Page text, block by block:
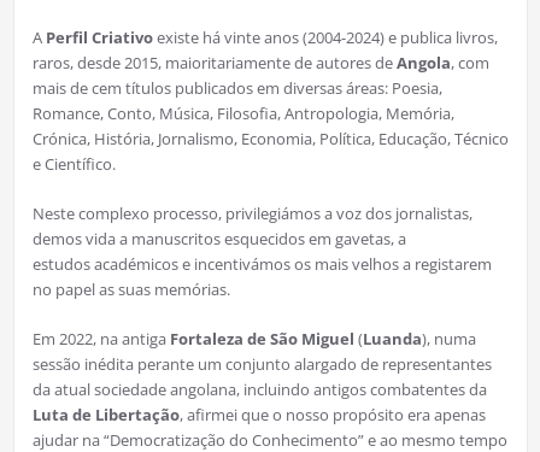
A Perfil Criativoexiste há vinte anos (2004-2024) e publica livros,
raros, desde 2015, maioritariamente de autores deAngola, com
mais de cem títulos publicados em diversas áreas: Poesia,
Romance, Conto, Música, Filosofia, Antropologia, Memória,
Crónica, História, Jornalismo, Economia, Política, Educação, Técnico
e Científico.
Neste complexo processo, privilegiámos a voz dos jornalistas,
demos vida a manuscritos esquecidos em gavetas, a
estudos académicos e incentivámos os mais velhos a registarem
no papel as suas memórias.
Em 2022, na antiga Fortaleza de São Miguel (Luanda), numa
sessão inédita perante um conjunto alargado de representantes
da atual sociedade angolana, incluindo antigos combatentes da
Luta de Libertação, afirmei que o nosso propósito era apenas
ajudar na “Democratização do Conhecimento” e ao mesmo tempo